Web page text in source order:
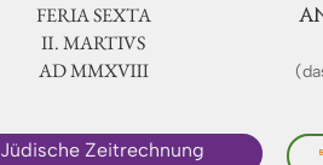
FERIA SEXTA
Ⅱ. MARTIVS
AD ⅯⅯⅩⅧ
Jüdische Zeitrechnung